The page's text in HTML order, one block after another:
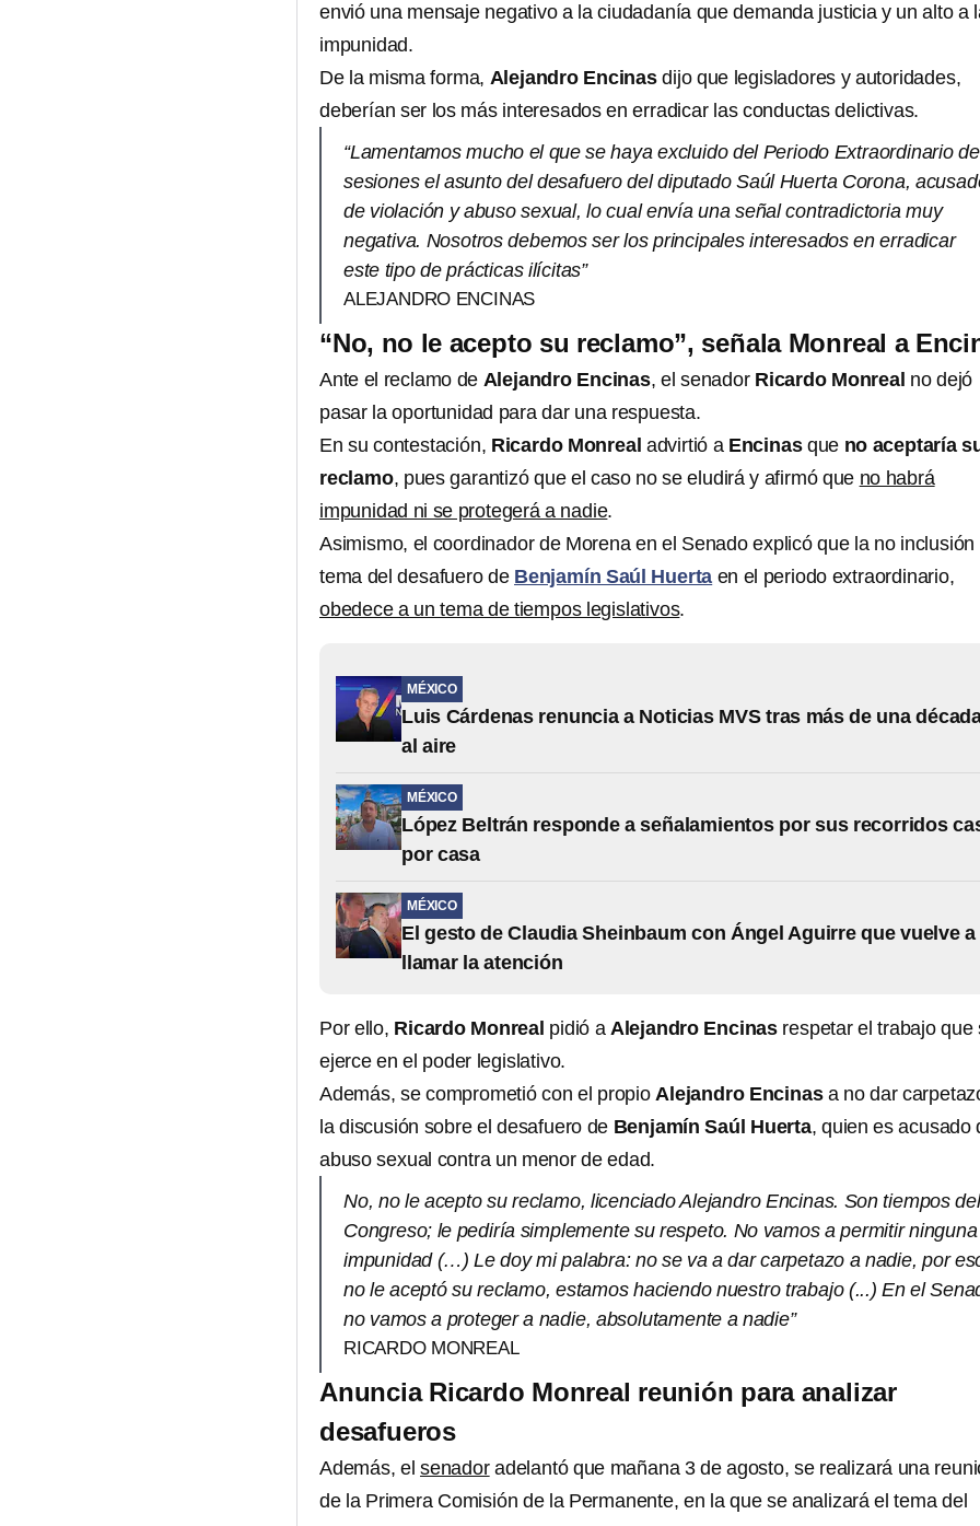
envió una mensaje negativo a la ciudadanía que demanda justicia y un alto a
impunidad.
De la misma forma, Alejandro Encinasdijo que legisladores y autoridades,
deberían ser los más interesados en erradicar las conductas delictivas.
“Lamentamos mucho el que se haya excluido del Periodo Extraordinario de
sesiones el asunto del desafuero del diputado Saúl Huerta Corona,
de violación y abuso sexual, lo cual envía una señal contradictoria muy
negativa. Nosotros debemos ser los principales interesados en erradicar
este tipo de prácticas ilícitas”
ALEJANDRO ENCINAS
“No, no le acepto su reclamo”, señala Monreal a
Ante el reclamo de Alejandro Encinas, el senador Ricardo Monreal no dejó
pasar la oportunidad para dar una respuesta.
En su contestación, Ricardo Monreal advirtió a Encinasque no aceptaría
reclamo, pues garantizó que el caso no se eludirá y afirmó que no habrá
impunidad ni se protegerá a nadie.
Asimismo, el coordinador de Morena en el Senado explicó que la no inclusión
tema del desafuero de Benjamín Saúl Huerta en el periodo extraordinario,
obedece a un tema de tiempos legislativos.
MÉXICO
Luis Cárdenas renuncia a Noticias MVS tras más de una
al aire
MÉXICO
López Beltrán responde a señalamientos por sus recorridos
por casa
MÉXICO
El gesto de Claudia Sheinbaum con Ángel Aguirre que vuelve a
llamar la atención
Por ello, Ricardo Monreal pidió a Alejandro Encinas respetar el trabajo que
ejerce en el poder legislativo.
Además, se comprometió con el propioAlejandro Encinasa no dar
la discusión sobre el desafuero de Benjamín Saúl Huerta, quien es acusado
abuso sexual contra un menor de edad.
No, no le acepto su reclamo, licenciado Alejandro Encinas. Son tiempos del
Congreso; le pediría simplemente su respeto. No vamos a permitir ninguna
impunidad (…) Le doy mi palabra: no se va a dar carpetazo a nadie, por
no le aceptó su reclamo, estamos haciendo nuestro trabajo (...) En el
no vamos a proteger a nadie, absolutamente a nadie”
RICARDO MONREAL
Anuncia Ricardo Monreal reunión para analizar
desafueros
Además, elsenadoradelantó que mañana 3 de agosto, se realizará una
de la Primera Comisión de la Permanente, en la que se analizará el tema del